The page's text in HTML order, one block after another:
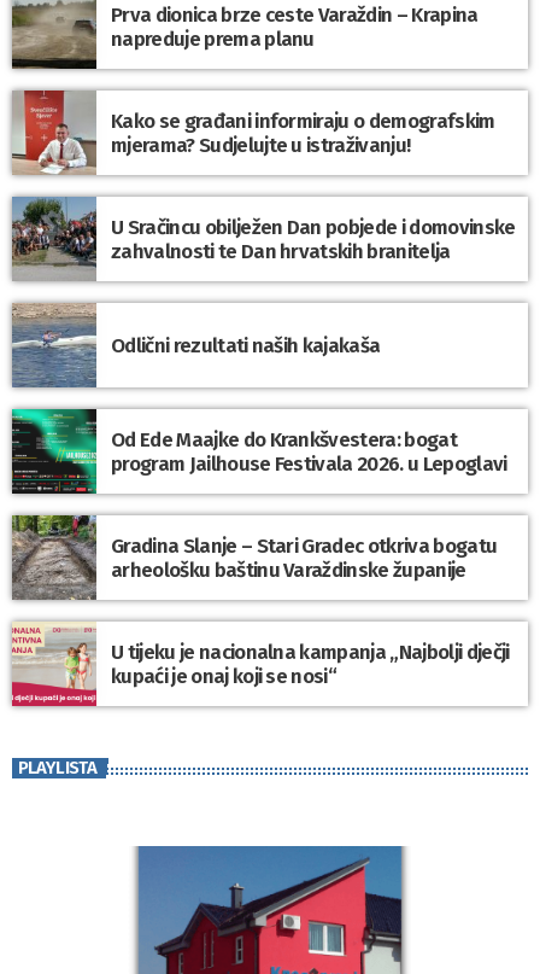
Prva dionica brze ceste Varaždin – Krapina
napreduje prema planu
Kako se građani informiraju o demografskim
mjerama? Sudjelujte u istraživanju!
U Sračincu obilježen Dan pobjede i domovinske
zahvalnosti te Dan hrvatskih branitelja
Odlični rezultati naših kajakaša
Od Ede Maajke do Krankšvestera: bogat
program Jailhouse Festivala 2026. u Lepoglavi
Gradina Slanje – Stari Gradec otkriva bogatu
arheološku baštinu Varaždinske županije
U tijeku je nacionalna kampanja „Najbolji dječji
kupaći je onaj koji se nosi“
PLAYLISTA